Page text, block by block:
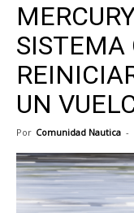
SISTEMA
UN
Por Comunidad Nautica -